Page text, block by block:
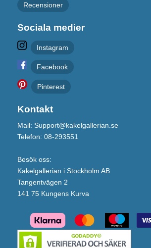
Recensioner
Sociala medier
Instagram
Facebook
Pinterest
Kontakt
Mail: Support@kakelgallerian.se
Telefon: 08-293551
Besök oss:
Kakelgallerian i Stockholm AB
Tangentvägen 2
141 75 Kungens Kurva